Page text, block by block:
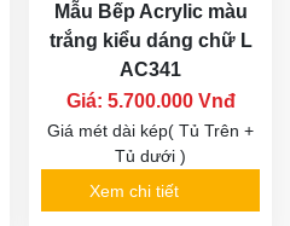
Mẫu Bếp Acrylic màu
trắng kiểu dáng chữ L
AC341
Giá: 5.700.000 Vnđ
Giá mét dài kép( Tủ Trên +
Tủ dưới )
Xem chi tiết